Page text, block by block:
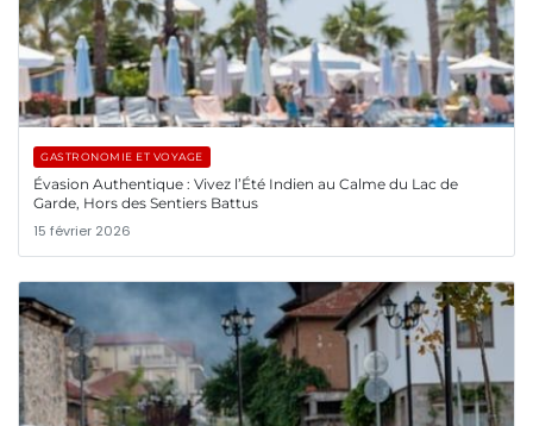
GASTRONOMIE ET VOYAGE
Évasion Authentique : Vivez l’Été Indien au Calme du Lac de
Garde, Hors des Sentiers Battus
15 février 2026